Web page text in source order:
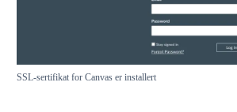
SSL-sertifikat for Canvas er installert